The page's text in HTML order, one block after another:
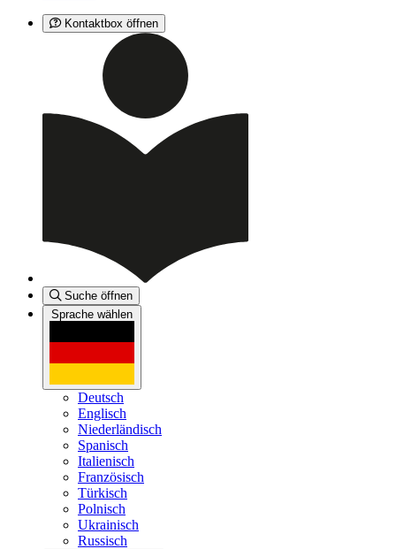
Kontaktbox öffnen
Suche öffnen
Sprache wählen
Deutsch
Englisch
Niederländisch
Spanisch
Italienisch
Französisch
Türkisch
Polnisch
Ukrainisch
Russisch